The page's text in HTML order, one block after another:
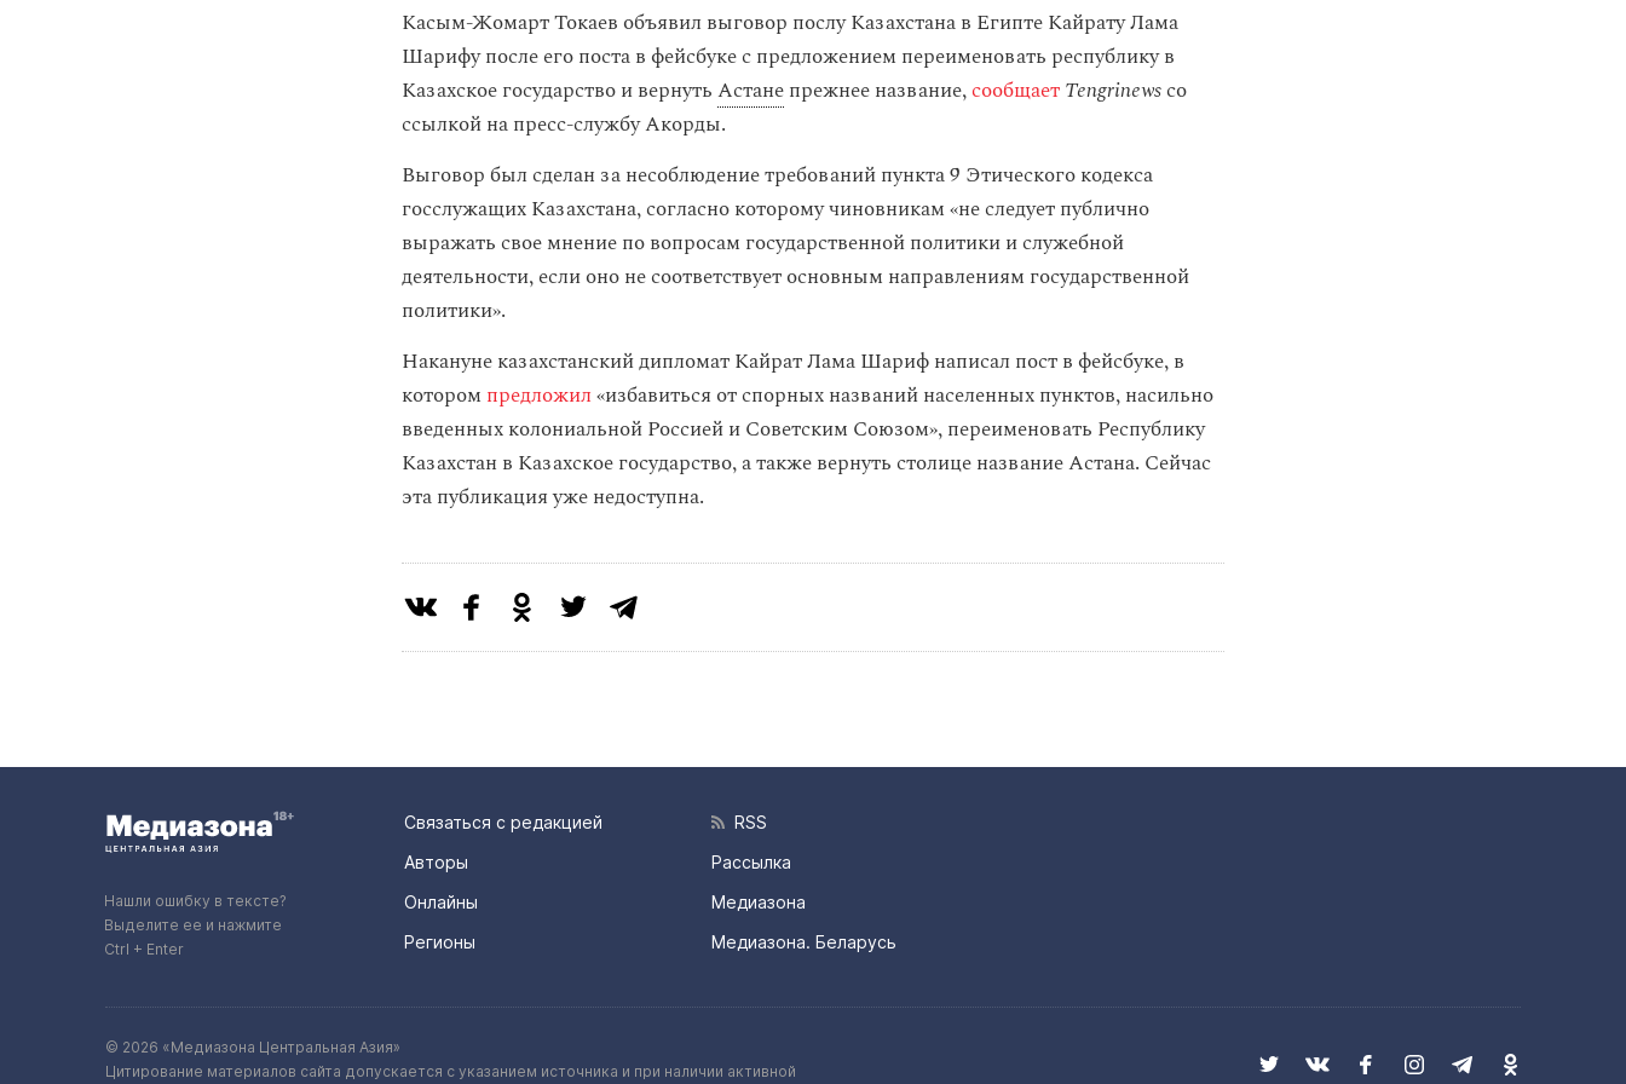
Касым-Жомарт Токаев объявил выговор послу Казахстана в Египте Кайрату Лама
Шарифу после его поста в фейсбуке с предложением переименовать республику в
Казахское государство и вернутьАстанепрежнее название,сообщаетTengrinewsсо
ссылкой на пресс-службу Акорды.
Выговор был сделан за несоблюдение требований пункта 9 Этического кодекса
госслужащих Казахстана, согласно которому чиновникам «не следует публично
выражать свое мнение по вопросам государственной политики и служебной
деятельности, если оно не соответствует основным направлениям государственной
политики».
Накануне казахстанский дипломат Кайрат Лама Шариф написал пост в фейсбуке, в
котором предложил«избавиться от спорных названий населенных пунктов, насильно
введенных колониальной Россией и Советским Союзом», переименовать Республику
Казахстан в Казахское государство, а также вернуть столице название Астана. Сейчас
эта публикация уже недоступна.
Нашли ошибку в тексте?
Выделите ее и нажмите
Ctrl + Enter
Связаться с редакцией
Авторы
Онлайны
Регионы
RSS
Рассылка
Медиазона
Медиазона. Беларусь
© 2026 «Медиазона Центральная Азия»
Цитирование материалов сайта допускается с указанием источника и при наличии активной